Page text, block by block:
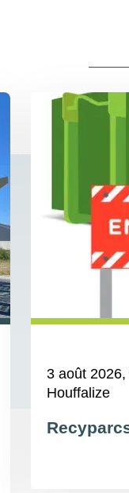
3 août 2026
Houffalize